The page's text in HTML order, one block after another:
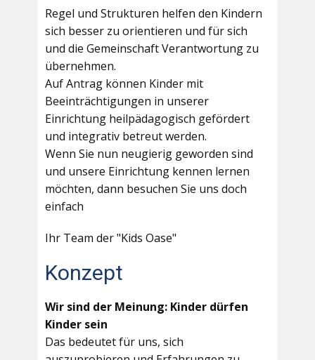
Regel und Strukturen helfen den Kindern
sich besser zu orientieren und für sich
und die Gemeinschaft Verantwortung zu
übernehmen.
Auf Antrag können Kinder mit
Beeinträchtigungen in unserer
Einrichtung heilpädagogisch gefördert
und integrativ betreut werden.
Wenn Sie nun neugierig geworden sind
und unsere Einrichtung kennen lernen
möchten, dann besuchen Sie uns doch
einfach
Ihr Team der "Kids Oase"
Konzept
Wir sind der Meinung: Kinder dürfen
Kinder sein
Das bedeutet für uns, sich